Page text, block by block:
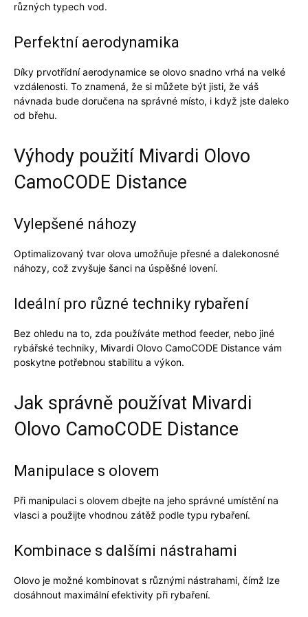
různých typech vod.
Perfektní aerodynamika
Díky prvotřídní aerodynamice se olovo snadno vrhá na velké
vzdálenosti. To znamená, že si můžete být jisti, že váš
návnada bude doručena na správné místo, i když jste daleko
od břehu.
Výhody použití Mivardi Olovo
CamoCODE Distance
Vylepšené náhozy
Optimalizovaný tvar olova umožňuje přesné a dalekonosné
náhozy, což zvyšuje šanci na úspěšné lovení.
Ideální pro různé techniky rybaření
Bez ohledu na to, zda používáte method feeder, nebo jiné
rybářské techniky, Mivardi Olovo CamoCODE Distance vám
poskytne potřebnou stabilitu a výkon.
Jak správně používat Mivardi
Olovo CamoCODE Distance
Manipulace s olovem
Při manipulaci s olovem dbejte na jeho správné umístění na
vlasci a použijte vhodnou zátěž podle typu rybaření.
Kombinace s dalšími nástrahami
Olovo je možné kombinovat s různými nástrahami, čímž lze
dosáhnout maximální efektivity při rybaření.